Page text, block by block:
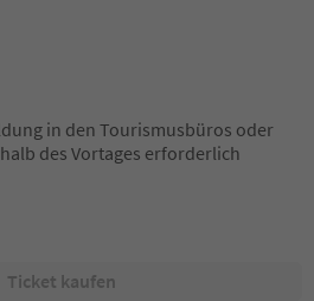
in den Tourismusbüros oder
des Vortages erforderlich
Ticket kaufen